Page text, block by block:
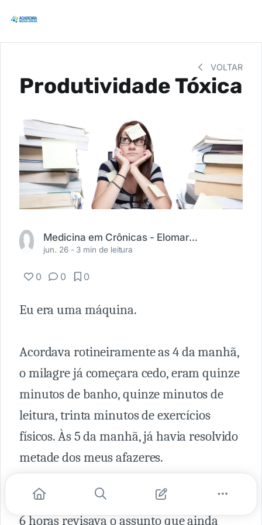
VOLTAR
Produtividade Tóxica
Medicina em Crônicas - Elomar R. Moura (@medicinaemcronicas)
jun. 26 - 3 min de leitura
0 0 0
Eu era uma máquina.
Acordava rotineiramente as 4 da manhã,
o milagre já começara cedo, eram quinze
minutos de banho, quinze minutos de
leitura, trinta minutos de exercícios
físicos. Às 5 da manhã, já havia resolvido
metade dos meus afazeres.
A faculdade começava às 7 horas. Até as
6 horas revisava o assunto que ainda